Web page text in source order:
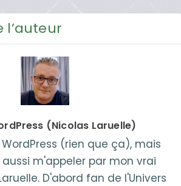
l’auteur
(Nicolas Laruelle)
(rien que ça), mais
m'appeler par mon vrai
D'abord fan de l'Univers